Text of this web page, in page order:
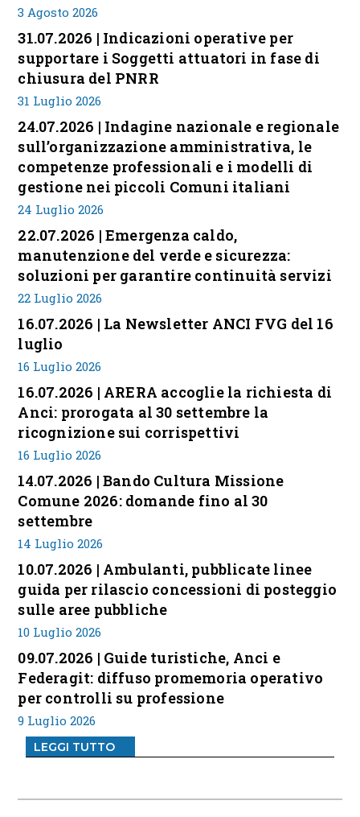
3 Agosto 2026
31.07.2026 | Indicazioni operative per
supportare i Soggetti attuatori in fase di
chiusura del PNRR
31 Luglio 2026
24.07.2026 | Indagine nazionale e regionale
sull’organizzazione amministrativa, le
competenze professionali e i modelli di
gestione nei piccoli Comuni italiani
24 Luglio 2026
22.07.2026 | Emergenza caldo,
manutenzione del verde e sicurezza:
soluzioni per garantire continuità servizi
22 Luglio 2026
16.07.2026 | La Newsletter ANCI FVG del 16
luglio
16 Luglio 2026
16.07.2026 | ARERA accoglie la richiesta di
Anci: prorogata al 30 settembre la
ricognizione sui corrispettivi
16 Luglio 2026
14.07.2026 | Bando Cultura Missione
Comune 2026: domande fino al 30
settembre
14 Luglio 2026
10.07.2026 | Ambulanti, pubblicate linee
guida per rilascio concessioni di posteggio
sulle aree pubbliche
10 Luglio 2026
09.07.2026 | Guide turistiche, Anci e
Federagit: diffuso promemoria operativo
per controlli su professione
9 Luglio 2026
LEGGI TUTTO